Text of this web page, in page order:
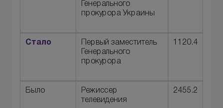
Генерального
прокурора Украины
Стало Первый заместитель
Генерального
прокурора
1120.4
Было
Режиссер
телевидения
2455.2